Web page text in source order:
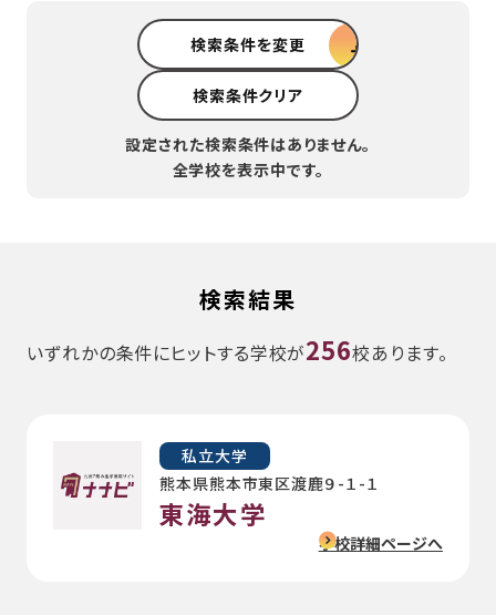
検索条件を変更
検索条件クリア
設定された検索条件はありません。
全学校を表示中です。
検索結果
いずれかの条件にヒットする学校が256校あります。
私立大学
熊本県熊本市東区渡鹿９-１-１
東海大学
学校詳細ページへ